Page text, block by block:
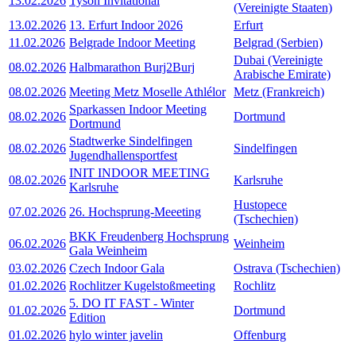
(Vereinigte Staaten)
13.02.2026 13. Erfurt Indoor 2026
Erfurt
11.02.2026 Belgrade Indoor Meeting
Belgrad (Serbien)
08.02.2026 Halbmarathon Burj2Burj
Dubai (Vereinigte
Arabische Emirate)
08.02.2026 Meeting Metz Moselle Athlélor Metz (Frankreich)
08.02.2026
Sparkassen Indoor Meeting
Dortmund
Dortmund
08.02.2026
Stadtwerke Sindelfingen
Jugendhallensportfest
Sindelfingen
08.02.2026
INIT INDOOR MEETING
Karlsruhe
Karlsruhe
07.02.2026 26. Hochsprung-Meeeting
Hustopece
(Tschechien)
06.02.2026
BKK Freudenberg Hochsprung
Gala Weinheim
Weinheim
03.02.2026 Czech Indoor Gala
Ostrava (Tschechien)
01.02.2026 Rochlitzer Kugelstoßmeeting
Rochlitz
01.02.2026
5. DO IT FAST - Winter
Edition
Dortmund
01.02.2026 hylo winter javelin
Offenburg